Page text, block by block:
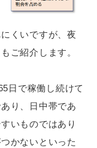
くいですが、夜
ご紹介します。
日で稼働し続けて
り、日中帯であ
いものではあり
かないといった